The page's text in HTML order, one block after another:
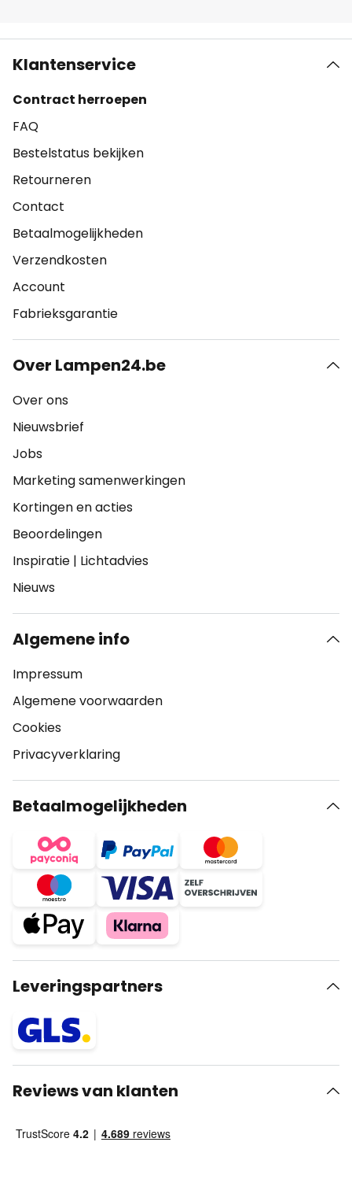
Klantenservice
Contract herroepen
FAQ
Bestelstatus bekijken
Retourneren
Contact
Betaalmogelijkheden
Verzendkosten
Account
Fabrieksgarantie
Over Lampen24.be
Over ons
Nieuwsbrief
Jobs
Marketing samenwerkingen
Kortingen en acties
Beoordelingen
Inspiratie | Lichtadvies
Nieuws
Algemene info
Impressum
Algemene voorwaarden
Cookies
Privacyverklaring
Betaalmogelijkheden
Leveringspartners
Reviews van klanten